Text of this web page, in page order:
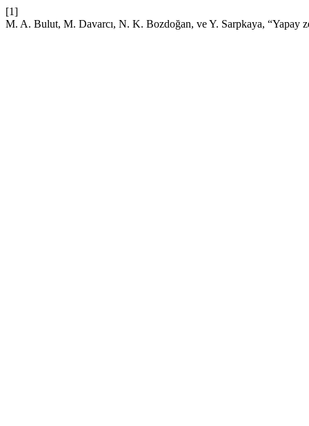
[1]
M. A. Bulut, M. Davarcı, N. K. Bozdoğan, ve Y. Sarpkaya, “Yapay